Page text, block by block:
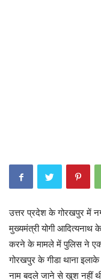
उत्तर प्रदेश के गोरखपुर में
मुख्यमंत्री योगी आदित्यनाथ
करने के मामले में पुलिस ने एक
गोरखपुर के गीडा थाना इलाके
नाम बदले जाने से खुश नहीं